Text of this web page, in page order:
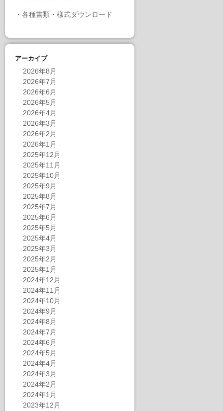
・ 各種書類・様式ダウンロード
アーカイブ
2026年8月
2026年7月
2026年6月
2026年5月
2026年4月
2026年3月
2026年2月
2026年1月
2025年12月
2025年11月
2025年10月
2025年9月
2025年8月
2025年7月
2025年6月
2025年5月
2025年4月
2025年3月
2025年2月
2025年1月
2024年12月
2024年11月
2024年10月
2024年9月
2024年8月
2024年7月
2024年6月
2024年5月
2024年4月
2024年3月
2024年2月
2024年1月
2023年12月